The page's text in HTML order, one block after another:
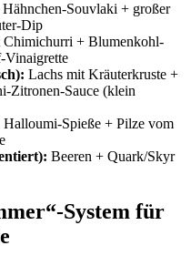
Hähnchen-Souvlaki + großer
Dip
Chimichurri + Blumenkohl-
Vinaigrette
Lachs mit Kräuterkruste +
Zitronen-Sauce (klein
Halloumi-Spieße + Pilze vom
Beeren + Quark/Skyr
System für